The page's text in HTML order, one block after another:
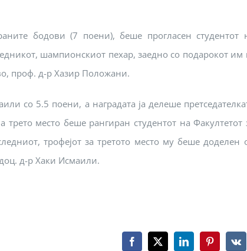
бодови (7 поени), беше прогласен студентот
шампионскиот пехар, заедно со подарокот им
проф. д-р Хазир Положани.
со 5.5 поени, а наградата ја делеше
место беше рангиран студентот на Факултетот
трофејот за третото место му беше доделен
д-р Хаки Исмаили.
Facebook
X LinkedInPinterest
Vk